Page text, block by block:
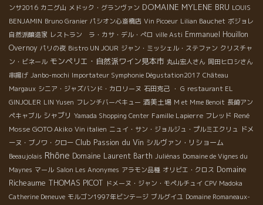
ンサ2016 カニグ山 メドック・グランヴァン DOMAINE MYLENE BRU LOUIS
BENJAMIN Bruno Granier パシオン心斎橋店 Vin Picoeur Lilian Bauchet ボジョレ
自然派醸造家 レストラン ラ・カサ・デル・ぺロ ville Asti Emmanuel Houillon
Overnoy パリの夜 Bistro UN JOUR ジャン・ミッシェル・ステファン クリスチャ
ン・ビネール モンペリエ・自然派ワイン見本市 丸山宏人さん 岡田ヒロシさん
串揚げ Janbo-mochi Importateur Symphonie Dégustation2017 Château
Margaux シニア・ジャズバンド・カロリーヌ 石田克己 ・ G restaurant EL
GINJOLER LIN Yusen フレンチバーベキュー 酒美土場 M et Mme Benoit 長崎アン
ペキャブル シャブリ Yamada Shopping Center Famille Lapierre フレッド René
Mosse GOTO Akiko Vin italien ニュイ・サン・ジョルジュ・プルミエクリュ ドメ
ーヌ・ブノワ・クロー Club Passion du Vin シルヴァン・リショーム
Beeaujolais Rhône Domaine Laurent Barth Juliénas Domaine de Vignes du
Maynes マール Salon Les Anonymes アラモン品種 オリビエ・クロス Domaine
Richeaume THOMAS PICOT ドメーヌ・ジャン・モペルチュイ CPV Madoka
Catherine Deneuve モルゴン1997年ビンテージ ブルグイユ Domaine Romaneaux-